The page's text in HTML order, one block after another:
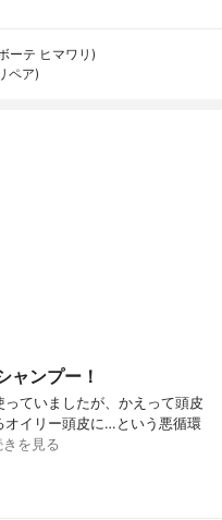
ーテ ヒマワリ)
ペア)
ャンプー！
ていましたが、かえって頭皮
オイリー頭皮に…という悪循環
きを見る